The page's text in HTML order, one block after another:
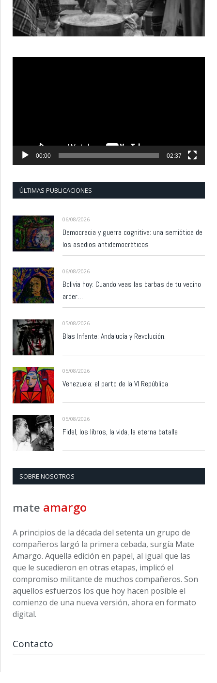
00:00 02:37
ÚLTIMAS PUBLICACIONES
06/08/2026
Democracia y guerra cognitiva: una semiótica de
los asedios antidemocráticos
06/08/2026
Bolivia hoy: Cuando veas las barbas de tu vecino
arder…
05/08/2026
Blas Infante: Andalucía y Revolución.
05/08/2026
Venezuela: el parto de la VI República
05/08/2026
Fidel, los libros, la vida, la eterna batalla
SOBRE NOSOTROS
mate amargo
A principios de la década del setenta un grupo de
compañeros largó la primera cebada, surgía Mate
Amargo. Aquella edición en papel, al igual que las
que le sucedieron en otras etapas, implicó el
compromiso militante de muchos compañeros. Son
aquellos esfuerzos los que hoy hacen posible el
comienzo de una nueva versión, ahora en formato
digital.
Contacto